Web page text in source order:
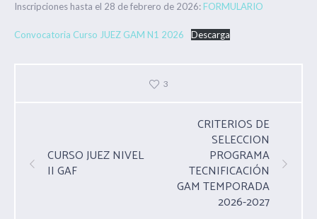
Inscripciones hasta el 28 de febrero de 2026: FORMULARIO
Convocatoria Curso JUEZ GAM N1 2026 Descarga
3
CURSO JUEZ NIVEL
II GAF
CRITERIOS DE
SELECCION
PROGRAMA
TECNIFICACIÓN
GAM TEMPORADA
2026-2027